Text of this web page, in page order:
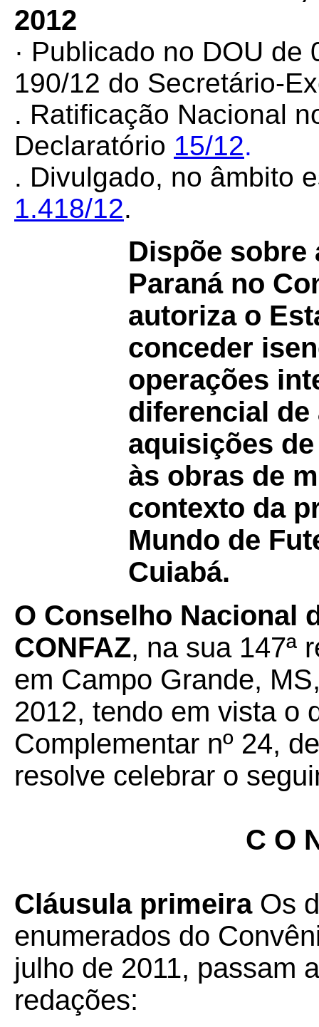
2012
· Publicado no DOU
190/12 do Secretário-
. Ratificação Nacional
Declaratório 15/12.
. Divulgado, no âmbito
1.418/12.
Dispõe sobre
Paraná no
autoriza o
conceder
operações
diferencial
aquisições
às obras de
contexto da
Mundo de
Cuiabá.
O Conselho Nacional
CONFAZ, na sua 147ª
em Campo Grande,
2012, tendo em vista o
Complementar nº 24,
resolve celebrar o
C O
Cláusula primeiraOs
enumerados do
julho de 2011, passam
redações: